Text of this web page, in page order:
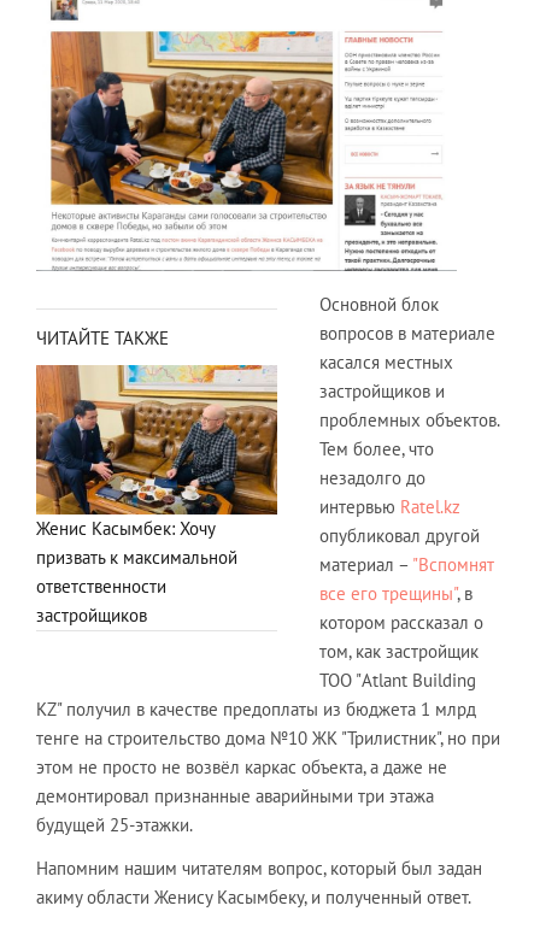
ЧИТАЙТЕ ТАКЖЕ
Женис Касымбек: Хочу
призвать к максимальной
ответственности
застройщиков
Основной блок
вопросов в материале
касался местных
застройщиков и
проблемных объектов.
Тем более, что
незадолго до
интервью Ratel.kz
опубликовал другой
материал – "Вспомнят
все его трещины", в
котором рассказал о
том, как застройщик
ТОО "Atlant Building
KZ" получил в качестве предоплаты из бюджета 1 млрд
тенге на строительство дома №10 ЖК "Трилистник", но при
этом не просто не возвёл каркас объекта, а даже не
демонтировал признанные аварийными три этажа
будущей 25-этажки.
Напомним нашим читателям вопрос, который был задан
акиму области Женису Касымбеку, и полученный ответ.